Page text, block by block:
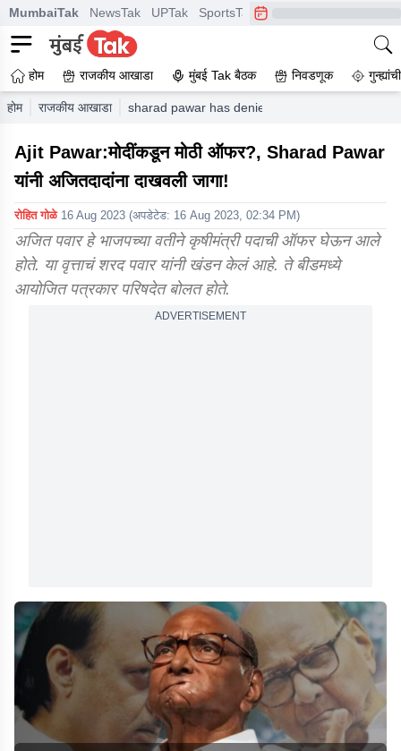
MumbaiTak NewsTak UPTak SportsTak CrimeTak
होम राजकीय आखाडा मुंबई Tak बैठक निवडणूक
होम राजकीय आखाडा sharad pawar has denied agriculture minister
Ajit Pawar:मोदींकडून मोठी ऑफर?, Sharad Pawar
यांनी अजितदादांना दाखवली जागा!
रोहित गोळे 16 Aug 2023 (अपडेटेड: 16 Aug 2023, 02:34 PM)
अजित पवार हे भाजपच्या वतीने कृषीमंत्री पदाची ऑफर घेऊन आले
होते. या वृत्ताचं शरद पवार यांनी खंडन केलं आहे. ते बीडमध्ये
आयोजित पत्रकार परिषदेत बोलत होते.
ADVERTISEMENT